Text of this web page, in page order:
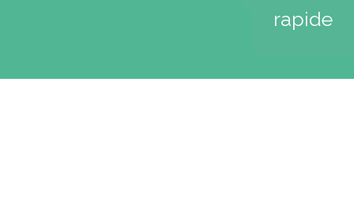
rapide